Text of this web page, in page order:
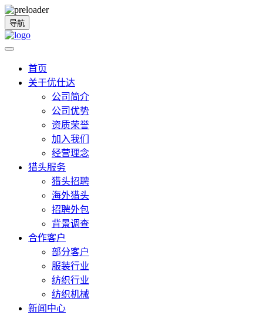
导航
首页
关于优仕达
公司简介
公司优势
资质荣誉
加入我们
经营理念
猎头服务
猎头招聘
海外猎头
招聘外包
背景调查
合作客户
部分客户
服装行业
纺织行业
纺织机械
新闻中心